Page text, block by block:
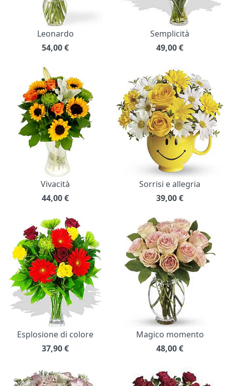
Leonardo
54,00€
Semplicità
49,00€
Vivacità
44,00€
Sorrisi e allegria
39,00€
Esplosione di colore
37,90€
Magico momento
48,00€